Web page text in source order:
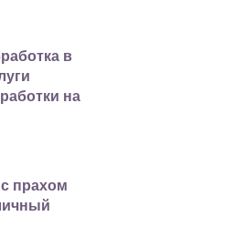
в
на
прахом